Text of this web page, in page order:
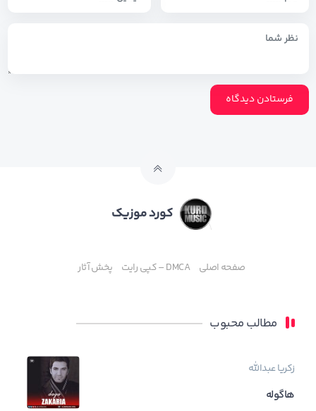
کورد موزیک
صفحه اصلی DMCA – کپی رایت پخش آثار
مطالب محبوب
زکریا عبدالله
هاگوله